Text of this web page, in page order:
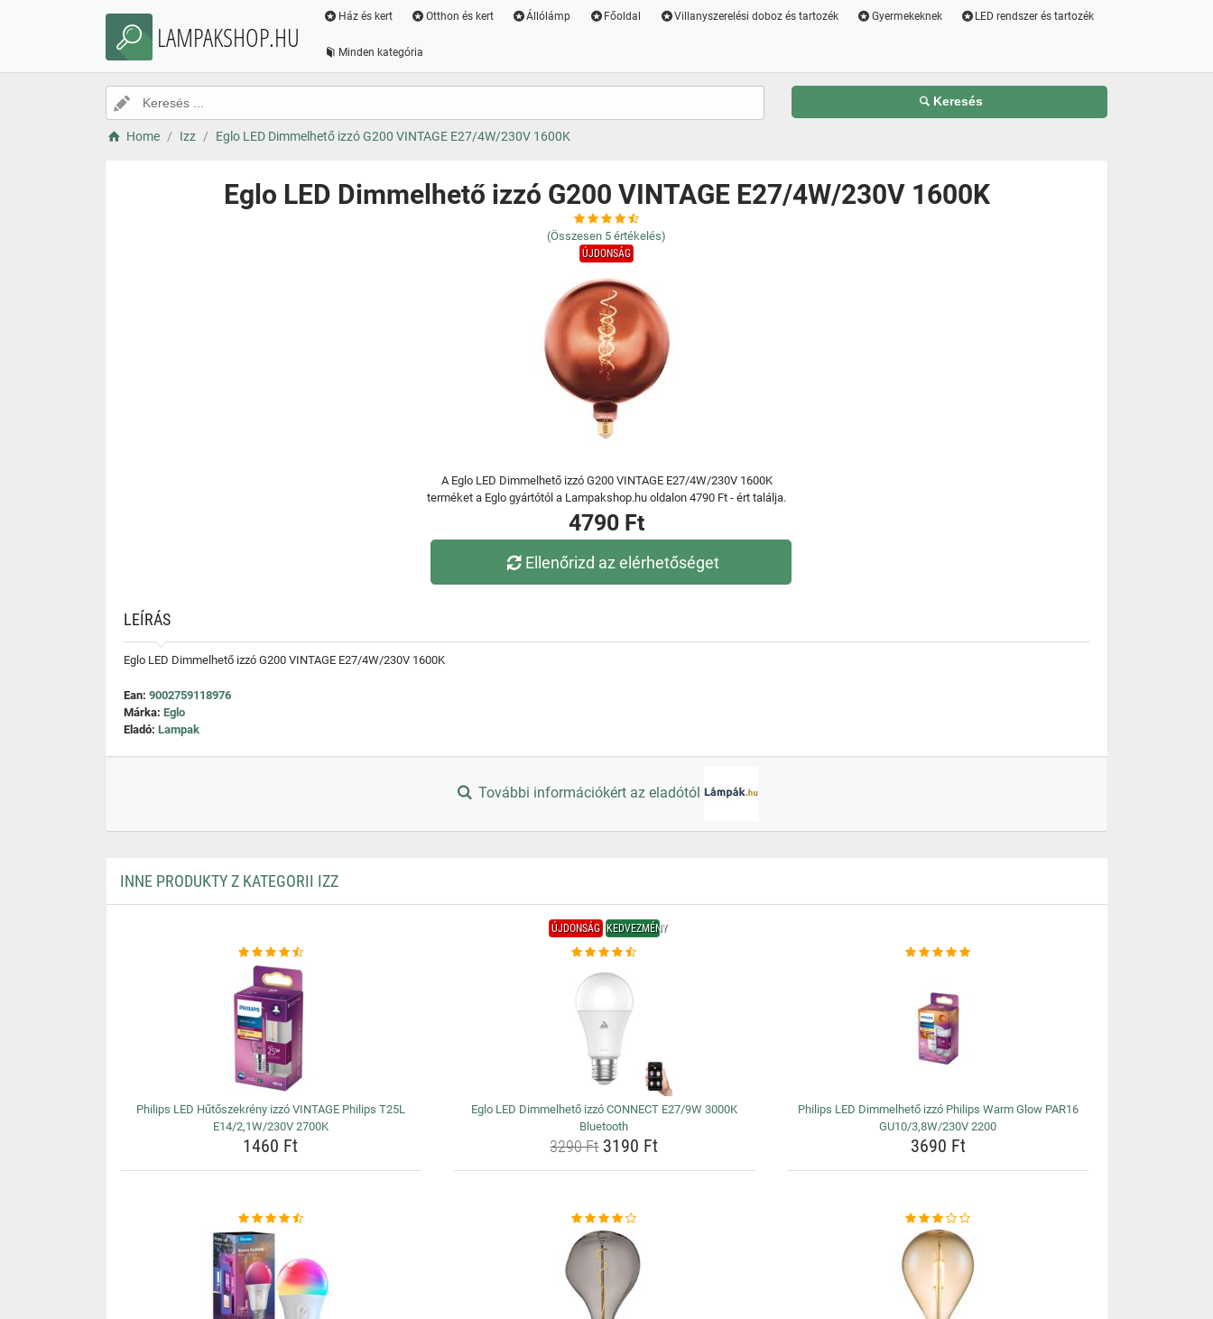
LAMPAKSHOP.HU
Ház és kert Otthon és kert Állólámp Főoldal Villanyszerelési doboz és tartozék Gyermekeknek LED rendszer és tartozék
Minden kategória
Keresés
Home Izz Eglo LED Dimmelhető izzó G200 VINTAGE E27/4W/230V 1600K
Eglo LED Dimmelhető izzó G200 VINTAGE E27/4W/230V 1600K
(Összesen 5 értékelés)
ÚJDONSÁG
A Eglo LED Dimmelhető izzó G200 VINTAGE E27/4W/230V 1600K
terméket a Eglo gyártótól a Lampakshop.hu oldalon 4790 Ft - ért találja.
4790 Ft
Ellenőrizd az elérhetőséget
LEÍRÁS
Eglo LED Dimmelhető izzó G200 VINTAGE E27/4W/230V 1600K
Ean: 9002759118976
Márka: Eglo
Eladó: Lampak
További információkért az eladótól
INNE PRODUKTY Z KATEGORII IZZ
Philips LED Hűtőszekrény izzó VINTAGE Philips T25L
E14/2,1W/230V 2700K
1460 Ft
ÚJDONSÁG KEDVEZMÉNY
Eglo LED Dimmelhető izzó CONNECT E27/9W 3000K
Bluetooth
3290 Ft3190 Ft
Philips LED Dimmelhető izzó Philips Warm Glow PAR16
GU10/3,8W/230V 2200
3690 Ft